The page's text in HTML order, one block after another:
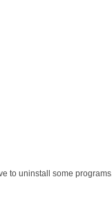
to uninstall some programs.